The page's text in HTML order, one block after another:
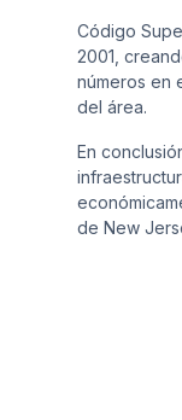
Código
2001,
números en
del área.
En
de New